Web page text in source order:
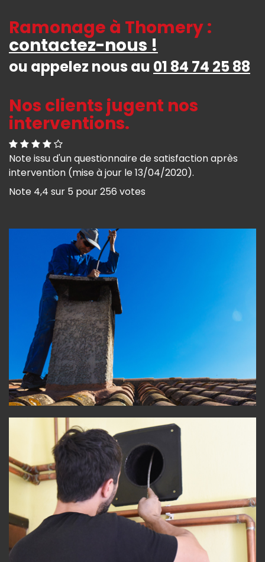
Ramonage à Thomery :
contactez-nous !
ou appelez nous au 01 84 74 25 88
Nos clients jugent nos
interventions.
Note issu d'un questionnaire de satisfaction après
intervention (mise à jour le 13/04/2020).
Note 4,4 sur 5 pour256 votes